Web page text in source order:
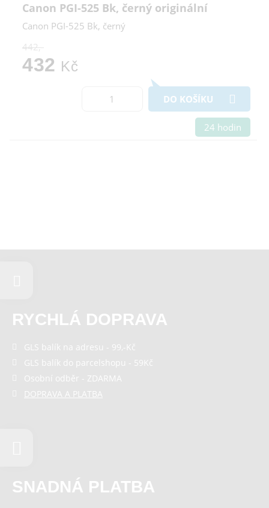
Canon PGI-525 Bk, černý originální
Canon PGI-525 Bk, černý
442,-
432 Kč
DO KOŠÍKU
24 hodin
RYCHLÁ DOPRAVA
GLS balík na adresu - 99,-Kč
GLS balík do parcelshopu - 59Kč
Osobní odběr - ZDARMA
DOPRAVA A PLATBA
SNADNÁ PLATBA